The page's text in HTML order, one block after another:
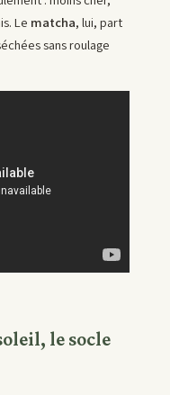
Le matcha, lui, part
sans roulage
le socle